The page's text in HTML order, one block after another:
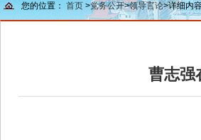
您的位置： 首页 >党务公开>领导言论>详细内
曹志强